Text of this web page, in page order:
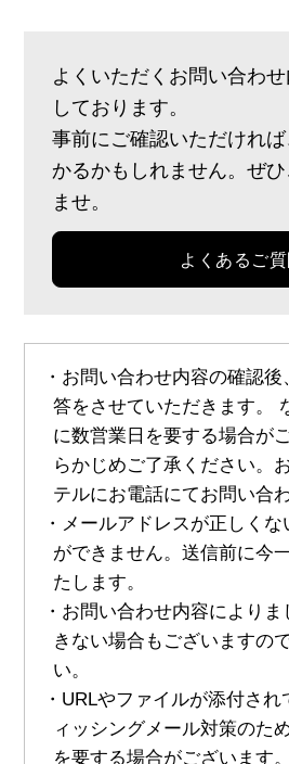
よくいただくお問い合わ
しております。
事前にご確認いただけれ
かるかもしれません。ぜ
ませ。
よくあるご質
・お問い合わせ内容の確認
答をさせていただきます。
に数営業日を要する場合が
らかじめご了承ください。
テルにお電話にてお問い合
・メールアドレスが正しく
ができません。送信前に今
たします。
・お問い合わせ内容により
きない場合もございますの
い。
・URLやファイルが添付さ
ィッシングメール対策のた
を要する場合がございます。